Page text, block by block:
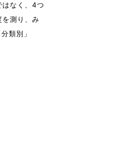
はなく、4つ
測り、み
類別」